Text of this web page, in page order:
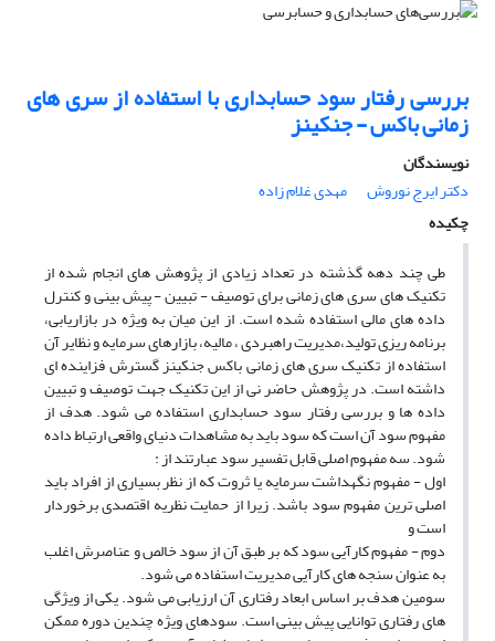
بررسی رفتار سود حسابداری با استفاده از سری های
زمانی باکس - جنکینز
نویسندگان
دکتر ایرج نوروش
مهدی غلام زاده
چکیده
طی چند دهه گذشته در تعداد زیادی از پژوهش های انجام شده از
تکنیک های سری های زمانی برای توصیف - تبیین - پیش بینی و کنترل
داده های مالی استفاده شده است. از این میان به ویژه در بازاریابی،
برنامه ریزی تولید،مدیریت راهبردی ، مالیه، بازارهای سرمایه و نظایر آن
استفاده از تکنیک سری های زمانی باکس جنکینز گسترش فزاینده ای
داشته است. در پژوهش حاضر نی از این تکنیک جهت توصیف و تبیین
داده ها و بررسی رفتار سود حسابداری استفاده می شود. هدف از
مفهوم سود آن است که سود باید به مشاهدات دنیای واقعی ارتباط داده
شود. سه مفهوم اصلی قابل تفسیر سود عبارتند از :
اول - مفهوم نگهداشت سرمایه یا ثروت که از نظر بسیاری از افراد باید
اصلی ترین مفهوم سود باشد. زیرا از حمایت نظریه اقتصدی برخوردار
است و
دوم - مفهوم کارآیی سود که بر طبق آن از سود خالص و عناصرش اغلب
به عنوان سنجه های کارآیی مدیریت استفاده می شود.
سومین هدف بر اساس ابعاد رفتاری آن ارزیابی می شود. یکی از ویژگی
های رفتاری توانایی پیش بینی است. سودهای ویژه چندین دوره ممکن